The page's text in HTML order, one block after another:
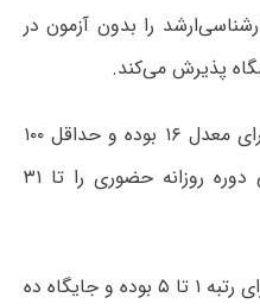
را بدون آزمون در
دانشجویان ممتاز باید حداقل دارای معدل ۱۶ بوده و حداقل ۱۰۰
واحد درسی در مقطع کارشناسی دوره روزانه حضوری را تا ۳۱
همچنین این دانشجویان باید دارای رتبه ۱ تا ۵ بوده و جایگاه ده